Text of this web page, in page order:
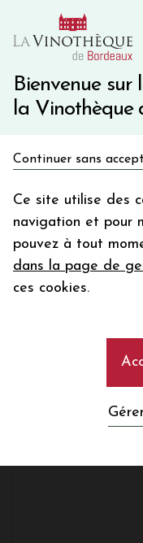
Bienvenue sur
la Vinothèque
Continuer sans
Ce site utilise des
navigation et pour
pouvez à tout
dans la page de
ces cookies.
10€ de remise
Une
Votre
email
En